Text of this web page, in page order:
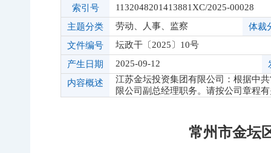
索引号
1132048201413881XC/2025-00028
主题分类
劳动、人事、监察
体裁
文件编号
坛政干〔2025〕10号
产生日期
2025-09-12
内容概述
江苏金坛投资集团有限公司：根据中
限公司副总经理职务。请按公司章程
常州市金坛